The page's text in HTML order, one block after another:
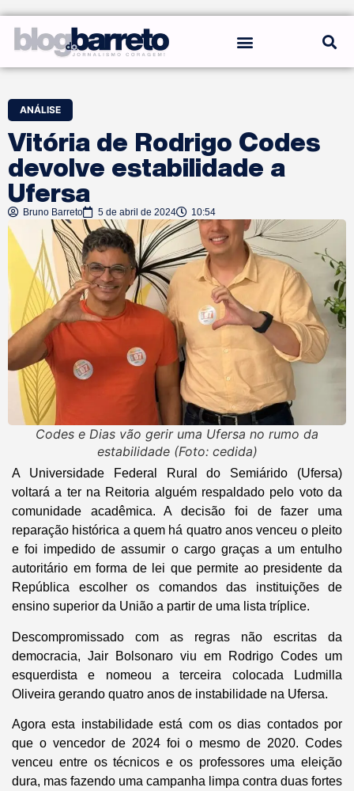
ANÁLISE
Vitória de Rodrigo Codes
devolve estabilidade a
Ufersa
Bruno Barreto 5 de abril de 2024 10:54
Codes e Dias vão gerir uma Ufersa no rumo da
estabilidade (Foto: cedida)
A Universidade Federal Rural do Semiárido (Ufersa)
voltará a ter na Reitoria alguém respaldado pelo voto da
comunidade acadêmica. A decisão foi de fazer uma
reparação histórica a quem há quatro anos venceu o pleito
e foi impedido de assumir o cargo graças a um entulho
autoritário em forma de lei que permite ao presidente da
República escolher os comandos das instituições de
ensino superior da União a partir de uma lista tríplice.
Descompromissado com as regras não escritas da
democracia, Jair Bolsonaro viu em Rodrigo Codes um
esquerdista e nomeou a terceira colocada Ludmilla
Oliveira gerando quatro anos de instabilidade na Ufersa.
Agora esta instabilidade está com os dias contados por
que o vencedor de 2024 foi o mesmo de 2020. Codes
venceu entre os técnicos e os professores uma eleição
dura, mas fazendo uma campanha limpa contra duas fortes